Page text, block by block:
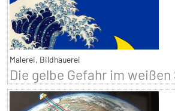
Malerei, Bildhauerei
Die gelbe Gefahr im weißen